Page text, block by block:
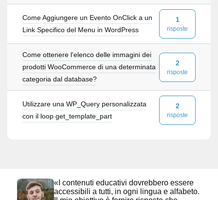
Come Aggiungere un Evento OnClick a un
Link Specifico del Menu in WordPress
1
risposte
Come ottenere l'elenco delle immagini dei
prodotti WooCommerce di una determinata
categoria dal database?
2
risposte
Utilizzare una WP_Query personalizzata
con il loop get_template_part
2
risposte
«I contenuti educativi dovrebbero essere
accessibili a tutti, in ogni lingua e alfabeto.